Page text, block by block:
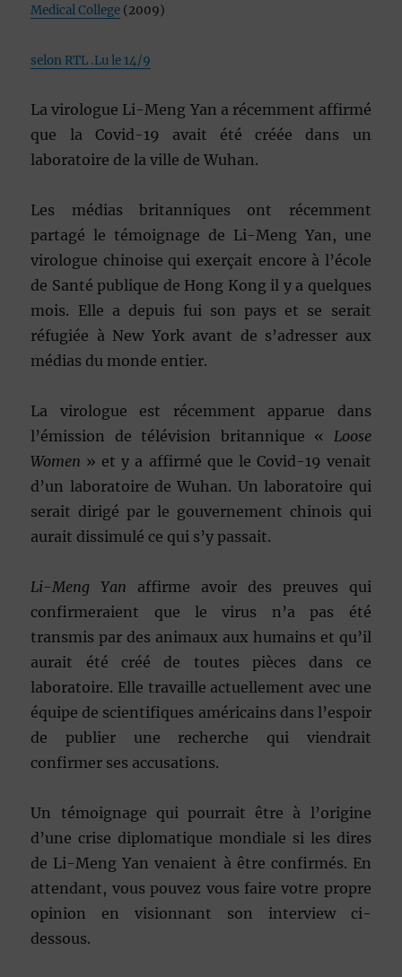
Medical College (2009)
selon RTL .Lu le 14/9
La virologue Li-Meng Yan a récemment affirmé
que la Covid-19 avait été créée dans un
laboratoire de la ville de Wuhan.
Les médias britanniques ont récemment
partagé le témoignage de Li-Meng Yan, une
virologue chinoise qui exerçait encore à l’école
de Santé publique de Hong Kong il y a quelques
mois. Elle a depuis fui son pays et se serait
réfugiée à New York avant de s’adresser aux
médias du monde entier.
La virologue est récemment apparue dans
l’émission de télévision britannique « Loose
Women » et y a affirmé que le Covid-19 venait
d’un laboratoire de Wuhan. Un laboratoire qui
serait dirigé par le gouvernement chinois qui
aurait dissimulé ce qui s’y passait.
Li-Meng Yan affirme avoir des preuves qui
confirmeraient que le virus n’a pas été
transmis par des animaux aux humains et qu’il
aurait été créé de toutes pièces dans ce
laboratoire. Elle travaille actuellement avec une
équipe de scientifiques américains dans l’espoir
de publier une recherche qui viendrait
confirmer ses accusations.
Un témoignage qui pourrait être à l’origine
d’une crise diplomatique mondiale si les dires
de Li-Meng Yan venaient à être confirmés. En
attendant, vous pouvez vous faire votre propre
opinion en visionnant son interview ci-
dessous.